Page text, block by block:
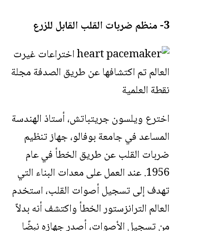
3- منظم ضربات القلب القابل للزرع
اخترع ويلسون جريتباتش، أستاذ الهندسة
المساعد في جامعة بوفالو، جهاز تنظيم
ضربات القلب عن طريق الخطأ في عام
1956. عند العمل على معدات البناء التي
تهدف إلى تسجيل أصوات القلب، استخدم
العالم الترانزستور الخطأ واكتشف أنه بدلاً
من تسجيل الأصوات، أصدر جهازه نبضًا